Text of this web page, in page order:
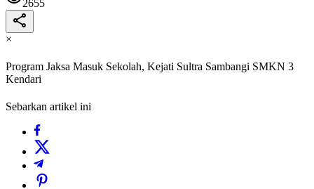
2655
×
Program Jaksa Masuk Sekolah, Kejati Sultra Sambangi SMKN 3
Kendari
Sebarkan artikel ini